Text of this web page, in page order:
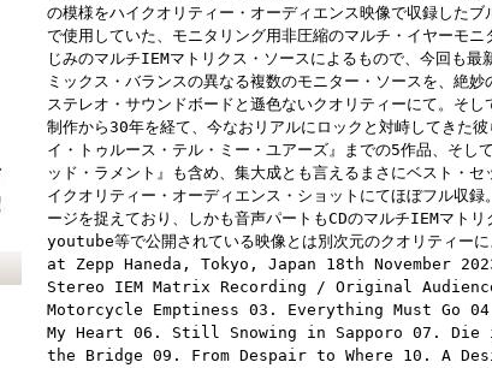
の模様をハイクオリティー・オーディエンス映像で収録した
で使用していた、モニタリング用非圧縮のマルチ・イヤーモ
じみのマルチIEMマトリクス・ソースによるもので、今回も
ミックス・バランスの異なる複数のモニター・ソースを、絶妙
ステレオ・サウンドボードと遜色ないクオリティーにて。そ
制作から30年を経て、今なおリアルにロックと対峙してきた
イ・トゥルース・テル・ミー・ユアーズ』までの5作品、そし
ッド・ラメント』も含め、集大成とも言えるまさにベスト・
イクオリティー・オーディエンス・ショットにてほぼフル収
ージを捉えており、しかも音声パートもCDのマルチIEMマト
youtube等で公開されている映像とは別次元のクオリティー
at Zepp Haneda, Tokyo, Japan 18th November
Stereo IEM Matrix Recording / Original
Motorcycle Emptiness 03. Everything Must Go
My Heart 06. Still Snowing in Sapporo 07. Die
the Bridge 09. From Despair to Where 10. A